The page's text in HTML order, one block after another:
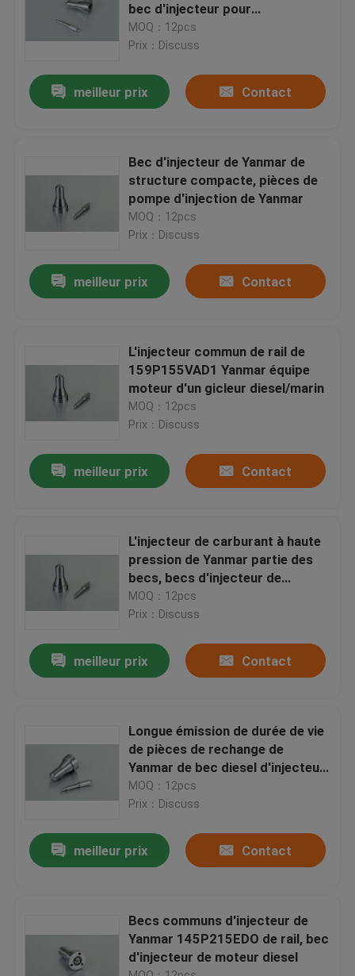
Produits
A propos de nous
Visite d'usine
Contact
becs communs d'injecteur de rail
Becs d'injecteur de Bosch
Becs d'injecteur de Denso
bec d'injecteur pour
BMW/Mitsubishi
MOQ：12pcs
Prix：Discuss
meilleur prix Contact
Bec d'injecteur de Yanmar de
structure compacte, pièces de
pompe d'injection de Yanmar
MOQ：12pcs
Prix：Discuss
meilleur prix Contact
L'injecteur commun de rail de
159P155VAD1 Yanmar équipe
moteur d'un gicleur diesel/marin
MOQ：12pcs
Prix：Discuss
meilleur prix Contact
L'injecteur de carburant à haute
pression de Yanmar partie des
becs, becs d'injecteur de
Duramax
MOQ：12pcs
Prix：Discuss
meilleur prix Contact
Longue émission de durée de vie
de pièces de rechange de
Yanmar de bec diesel d'injecteur
basse
MOQ：12pcs
Prix：Discuss
meilleur prix Contact
Becs communs d'injecteur de
Yanmar 145P215EDO de rail, bec
d'injecteur de moteur diesel